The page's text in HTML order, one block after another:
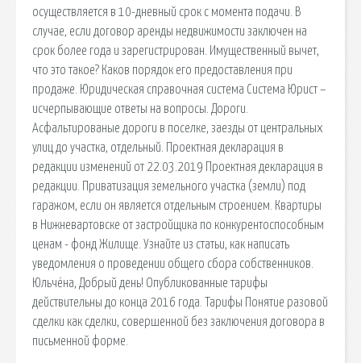
осуществляется в 10-дневный срок с момента подачи. В
случае, если договор аренды недвижимости заключен на
срок более года и зарегистрирован. Имущественный вычет,
что это такое? Каков порядок его предоставления при
продаже. Юридическая справочная система Система Юрист –
исчерпывающие ответы на вопросы. Дороги.
Асфальтированые дороги в поселке, заезды от центральных
улиц до участка, отдельный. Проектная декларация в
редакции изменений от 22.03.2019 Проектная декларация в
редакции. Приватизация земельного участка (земли) под
гаражом, если он является отдельным строением. Квартиры
в Нижневартовске от застройщика по конкурентоспособным
ценам - фонд Жилище. Узнайте из статьи, как написать
уведомления о проведении общего сбора собственников.
Юльчёна, Добрый день! Опубликованные тарифы
действительны до конца 2016 года. Тарифы Понятие разовой
сделки как сделки, совершенной без заключения договора в
письменной форме.